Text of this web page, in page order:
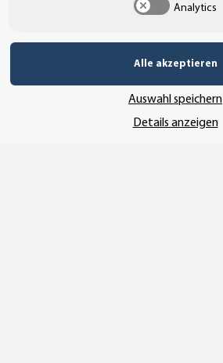
Analytics
Alle akzeptieren
Auswahl speichern
Details anzeigen